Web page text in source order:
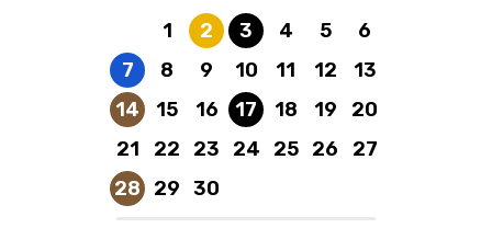
1 2
Plasty a kovy
3
Komunálny odpad
4 5
6
7
Papier
8 9 10 11 12
13
14
Bioodpad
15 16 17
Komunálny odpad
18 19
20
21
22 23 24 25 26
27
28
Bioodpad
29 30